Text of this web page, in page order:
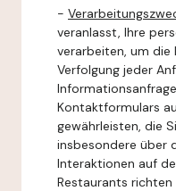
-
veranlasst, Ihre
verarbeiten, um die
Verfolgung jeder
Kontaktformulars
gewährleisten, die
insbesondere über
Interaktionen auf
Restaurants